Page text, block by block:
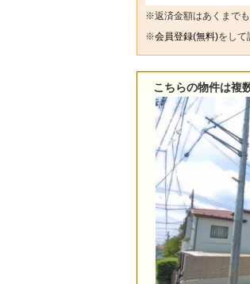
※返済金額はあくまでも
※会員登録(無料)をして
こちらの物件は複